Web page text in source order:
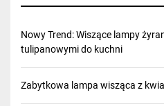
Nowy Trend: Wiszące lampy
tulipanowymi do kuchni
Zabytkowa lampa wisząca z